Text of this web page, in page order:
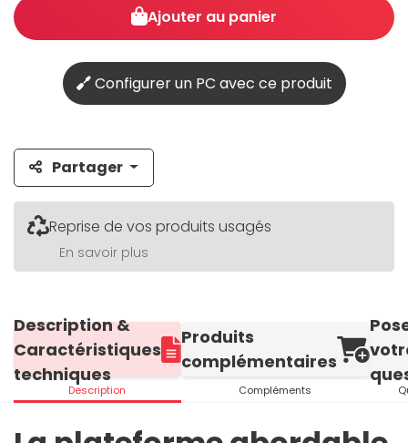
Ajouter au panier
Configurer un PC avec ce produit
Partager
Reprise de vos produits usagés
En savoir plus
Description &
Caractéristiques
techniques
Description
Produits
complémentaires
Compléments